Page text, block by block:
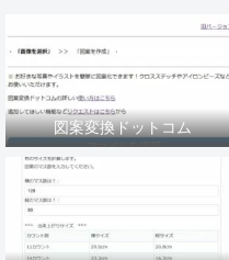
図案変換ドットコム